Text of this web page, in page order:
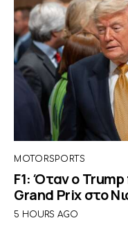
MOTORSPORTS
F1: Όταν ο
Grand Prix στο
5 HOURS AGO